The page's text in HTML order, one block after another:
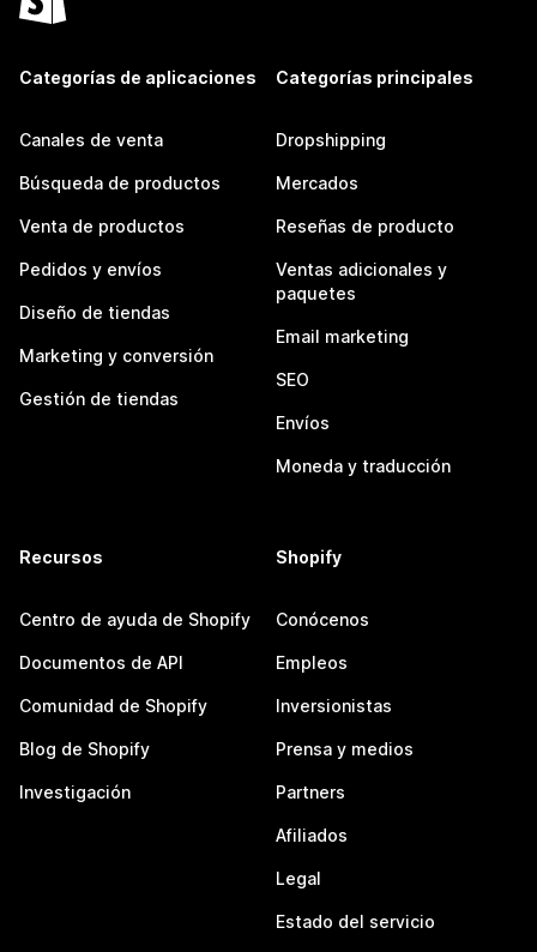
Categorías de aplicaciones
Canales de venta
Búsqueda de productos
Venta de productos
Pedidos y envíos
Diseño de tiendas
Marketing y conversión
Gestión de tiendas
Categorías principales
Dropshipping
Mercados
Reseñas de producto
Ventas adicionales y
paquetes
Email marketing
SEO
Envíos
Moneda y traducción
Recursos
Centro de ayuda de Shopify
Documentos de API
Comunidad de Shopify
Blog de Shopify
Investigación
Shopify
Conócenos
Empleos
Inversionistas
Prensa y medios
Partners
Afiliados
Legal
Estado del servicio